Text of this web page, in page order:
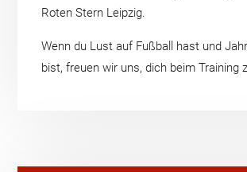
Roten Stern Leipzig.
Wenn du Lust auf Fußball hast und
bist, freuen wir uns, dich beim Training